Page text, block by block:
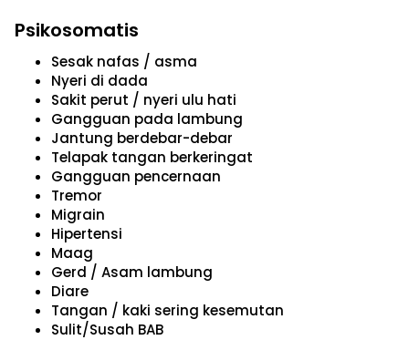
Psikosomatis
Sesak nafas / asma
Nyeri di dada
Sakit perut / nyeri ulu hati
Gangguan pada lambung
Jantung berdebar-debar
Telapak tangan berkeringat
Gangguan pencernaan
Tremor
Migrain
Hipertensi
Maag
Gerd / Asam lambung
Diare
Tangan / kaki sering kesemutan
Sulit/Susah BAB